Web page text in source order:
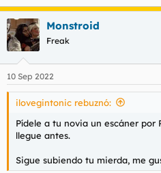
Monstroid
Freak
10 Sep 2022
ilovegintonic rebuznó:
Pídele a tu novia un escáner por
llegue antes.
Sigue subiendo tu mierda, me